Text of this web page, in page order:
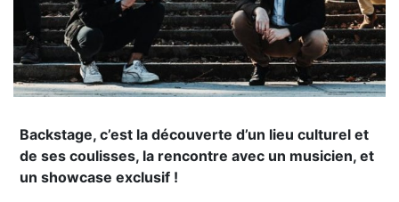
Backstage, c’est la découverte d’un lieu culturel et
de ses coulisses, la rencontre avec un musicien, et
un showcase exclusif !